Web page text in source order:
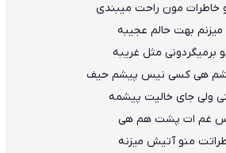
خاطرات مون راحت میبندی
بهت حالم عجیبه
برمیگردونی مثل غریبه
هی کسی نیس پیشم حیف
ولی جای خالیت پیشمه
غم ات پشت هم هی
منو آتیش میزنه